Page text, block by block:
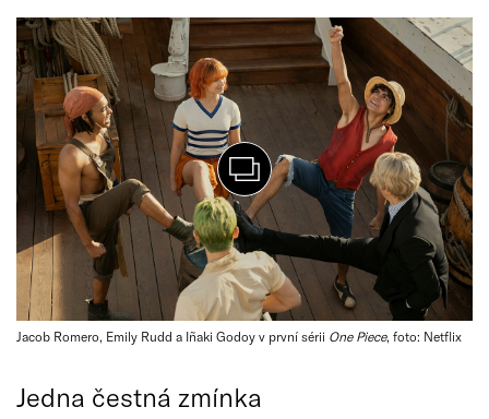
Jacob Romero, Emily Rudd a Iñaki Godoy v první sérii One Piece, foto: Netflix
Jedna čestná zmínka